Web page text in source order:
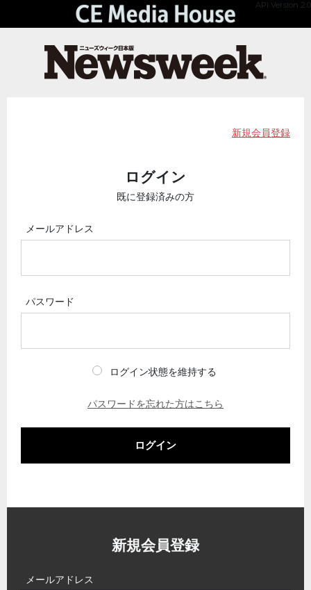
API Version 2.0
新規会員登録
ログイン
既に登録済みの方
メールアドレス
パスワード
ログイン状態を維持する
パスワードを忘れた方はこちら
ログイン
新規会員登録
メールアドレス